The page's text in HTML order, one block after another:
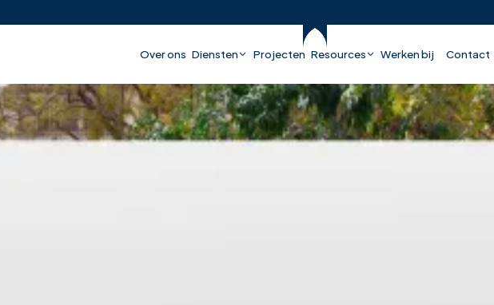
Over ons Diensten Projecten Resources Werken bij Contact